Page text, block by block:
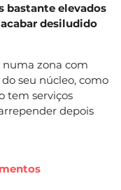
bastante elevados
desiludido
numa zona com
seu núcleo, como
tem serviços
depois